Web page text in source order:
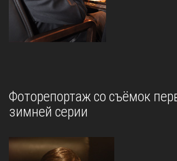
Фоторепортаж со съёмок
зимней серии